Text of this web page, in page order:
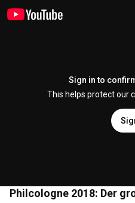
Sign in to
This helps protect our
Philcologne 2018: Der